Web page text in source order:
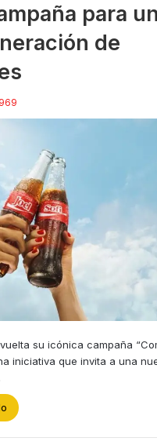
para
de
su icónica campaña
iniciativa que invita a una